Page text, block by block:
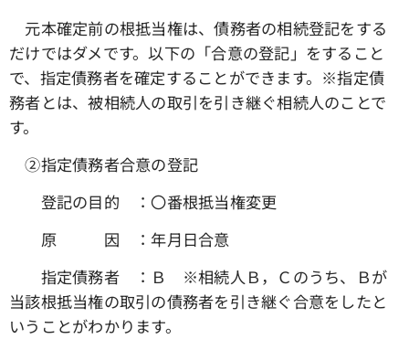
元本確定前の根抵当権は、債務者の相続登記をする
だけではダメです。以下の「合意の登記」をすること
で、指定債務者を確定することができます。※指定債
務者とは、被相続人の取引を引き継ぐ相続人のことで
す。
➁指定債務者合意の登記
登記の目的 ：〇番根抵当権変更
原 因 ：年月日合意
指定債務者 ：Ｂ ※相続人Ｂ，Ｃのうち、Ｂが
当該根抵当権の取引の債務者を引き継ぐ合意をしたと
いうことがわかります。